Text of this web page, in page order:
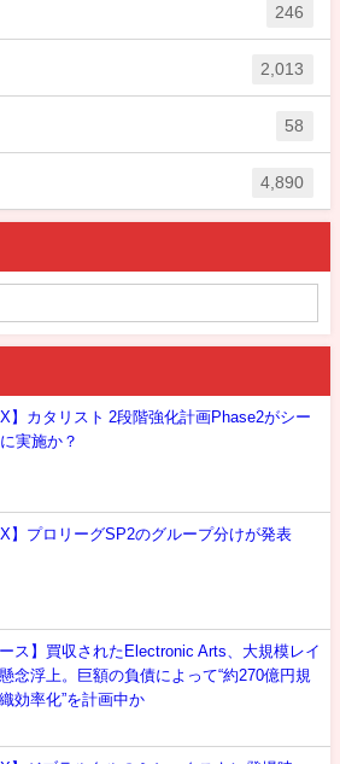
246
2,013
58
4,890
】カタリスト 2段階強化計画Phase2がシー
実施か？
】プロリーグSP2のグループ分けが発表
ース】買収されたElectronic Arts、大規模レイ
念浮上。巨額の負債によって“約270億円規
効率化”を計画中か